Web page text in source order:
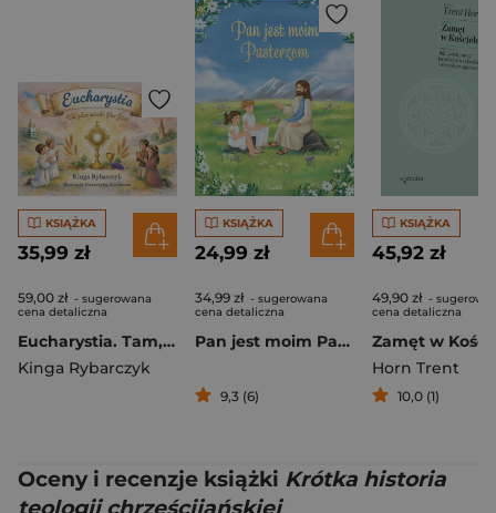
KSIĄŻKA
35,99 zł
59,00 zł - sugerowana
cena detaliczna
Eucharystia. Tam, gdzie mieszka Pan Jezus
Kinga Rybarczyk
KSIĄŻKA
24,99 zł
34,99 zł - sugerowana
cena detaliczna
Pan jest moim Pasterzem. Pamiątka Pierwszej Komunii Świętej
9,3 (6)
KSIĄŻKA
45,92 zł
49,90 zł -
cena detaliczna
Horn Trent
10,0 (1)
Oceny i recenzje książki Krótka historia